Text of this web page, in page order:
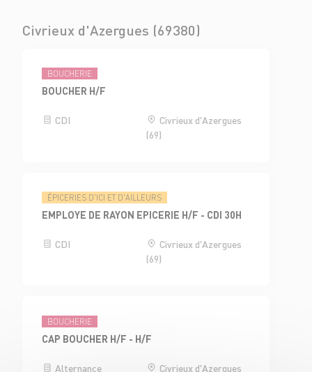
Civrieux d'Azergues (69380)
BOUCHERIE
BOUCHER H/F
CDI
Civrieux d'Azergues
(69)
ÉPICERIES D'ICI ET D'AILLEURS
EMPLOYE DE RAYON EPICERIE H/F - CDI 30H
CDI
Civrieux d'Azergues
(69)
BOUCHERIE
CAP BOUCHER H/F - H/F
Alternance
Civrieux d'Azergues